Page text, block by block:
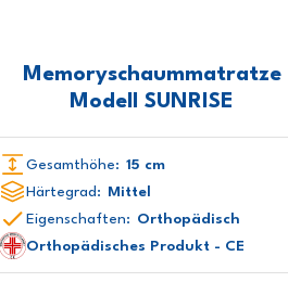
Memoryschaummatratze
Modell SUNRISE
Gesamthöhe: 15 cm
Härtegrad: Mittel
Eigenschaften: Orthopädisch
Orthopädisches Produkt - CE